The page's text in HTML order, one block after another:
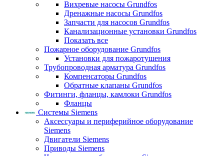
Вихревые насосы Grundfos
Дренажные насосы Grundfos
Запчасти для насосов Grundfos
Канализационные установки Grundfos
Показать все
Пожарное оборудование Grundfos
Установки для пожаротушения
Трубопроводная арматура Grundfos
Компенсаторы Grundfos
Обратные клапаны Grundfos
Фитинги, фланцы, камлоки Grundfos
Фланцы
Системы Siemens
Аксессуары и периферийное оборудование
Siemens
Двигатели Siemens
Приводы Siemens